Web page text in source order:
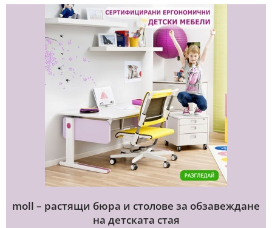
4856.76 €
/
9499.00
moll – растящи бюра и столове за обзавеждане
на детската стая